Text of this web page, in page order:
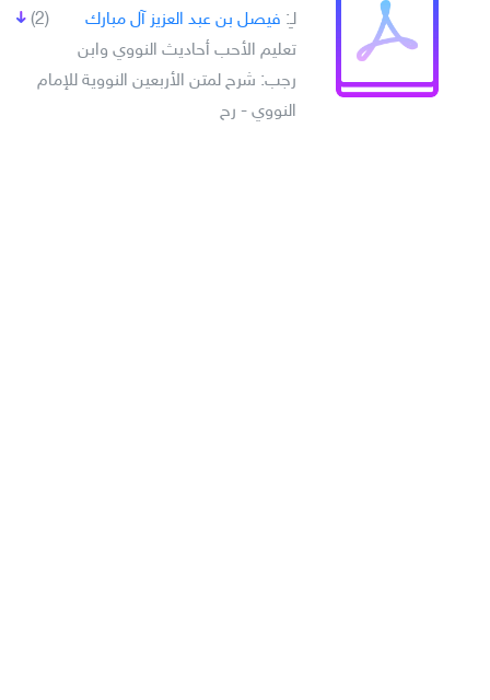
(2) لـِ: فيصل بن عبد العزيز آل مبارك
تعليم الأحب أحاديث النووي وابن
رجب: شرح لمتن الأربعين النووية للإمام
النووي - رح